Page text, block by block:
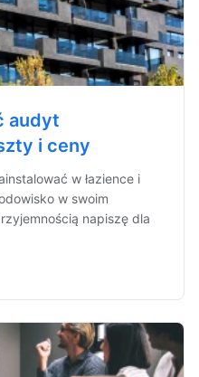
audyt
i ceny
w łazience i
w swoim
napiszę dla